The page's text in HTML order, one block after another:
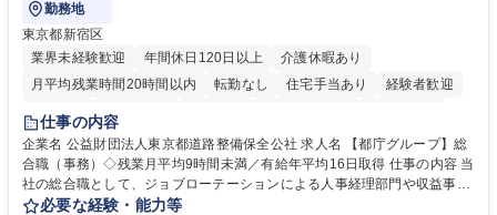
勤務地
東京都新宿区
業界未経験歓迎
年間休日120日以上
介護休暇あり
月平均残業時間20時間以内
転勤なし 住宅手当あり
経験者歓迎
研修あり
退職金あり
駅近5分以内
資格取得手当あり 食事補助あり
仕事の内容
企業名 公益財団法人東京都道路整備保全公社 求人名 【都庁グループ】総
合職（事務）◇残業月平均9時間未満／有給年平均16日取得 仕事の内容 当
社の総合職として、ジョブローテーションによる人事経理部門や収益事業
等のフロント部門の部署等幅広い部署での業務をお任せいたします。研修
必要な経験・能力等